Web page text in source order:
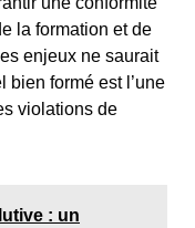
la formation et de
enjeux ne saurait
bien formé est l’une
violations de
: un